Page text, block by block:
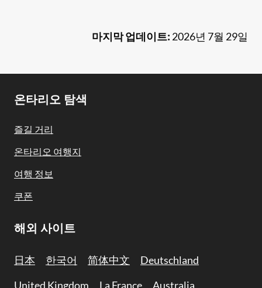
마지막 업데이트: 2026년 7월 29일
Footer
Navigation
온타리오 탐색
즐길 거리
온타리오 여행지
여행 정보
쿠폰
해외 사이트
日本 한국어 简体中文
Deutschland
United Kingdom
La France Australia